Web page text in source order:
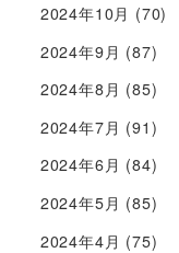
2024年10月 (70)
2024年9月 (87)
2024年8月 (85)
2024年7月 (91)
2024年6月 (84)
2024年5月 (85)
2024年4月 (75)